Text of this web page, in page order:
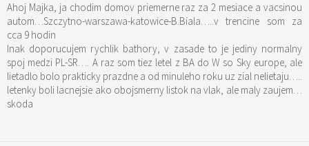
Ahoj Majka, ja chodim domov priemerne raz za 2 mesiace a vacsinou
autom…Szczytno-warszawa-katowice-B.Biala…..v trencine som za
cca 9 hodin
Inak doporucujem rychlik bathory, v zasade to je jediny normalny
spoj medzi PL-SR…. A raz som tiez letel z BA do W so Sky europe, ale
lietadlo bolo prakticky prazdne a od minuleho roku uz zial nelietaju…..
letenky boli lacnejsie ako obojsmerny listok na vlak, ale maly zaujem…
skoda